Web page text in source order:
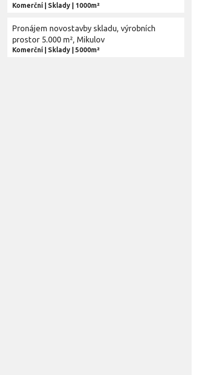
Komerční Sklady 1000m²
Pronájem novostavby skladu, výrobních
prostor 5.000 m², Mikulov
Komerční Sklady 5000m²